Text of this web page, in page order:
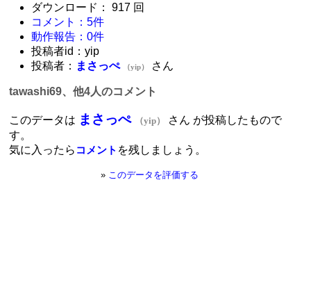
ダウンロード： 917 回
コメント：5件
動作報告：0件
投稿者id：yip
投稿者： まさっぺ （yip） さん
tawashi69、他4人のコメント
このデータは まさっぺ （yip）
さん が投稿したもので
す。
気に入ったら コメント を残しましょう。
» このデータを評価する